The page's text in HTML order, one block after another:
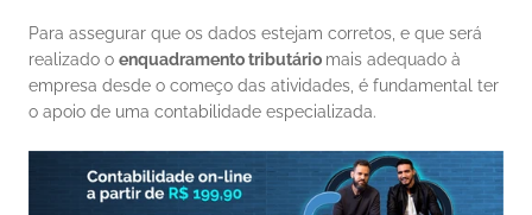
Para assegurar que os dados estejam corretos, e que será
realizado o enquadramento tributário mais adequado à
empresa desde o começo das atividades, é fundamental ter
o apoio de uma contabilidade especializada.